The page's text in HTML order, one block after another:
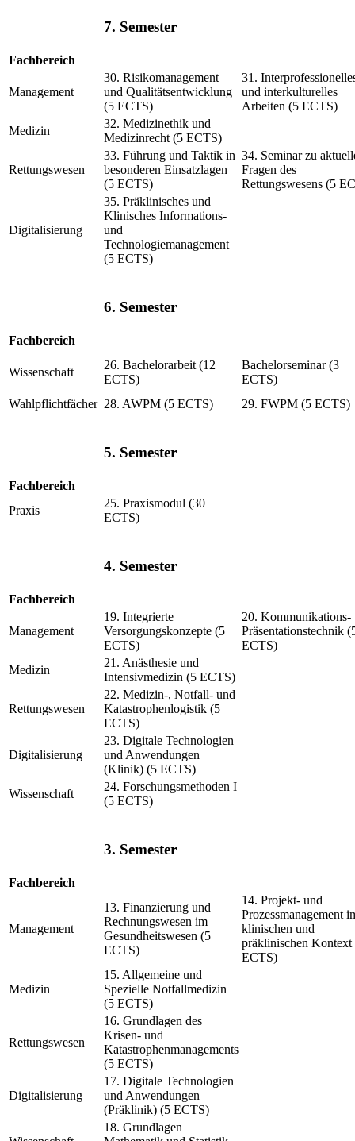
7. Semester
Fachbereich
Management
30. Risikomanagement
und Qualitätsentwicklung
(5 ECTS)
31.
und interkulturelles
Arbeiten (5 ECTS)
Medizin
32. Medizinethik und
Medizinrecht (5 ECTS)
Rettungswesen
33. Führung und Taktik in
besonderen Einsatzlagen
(5 ECTS)
34. Seminar zu
Fragen des
Rettungswesens (5
Digitalisierung
35. Präklinisches und
Klinisches Informations-
und
Technologiemanagement
(5 ECTS)
6. Semester
Fachbereich
Wissenschaft
26. Bachelorarbeit (12
ECTS)
Bachelorseminar (3
ECTS)
Wahlpflichtfächer 28. AWPM (5 ECTS) 29. FWPM (5 ECTS)
5. Semester
Fachbereich
Praxis
25. Praxismodul (30
ECTS)
4. Semester
Fachbereich
Management
19. Integrierte
Versorgungskonzepte (5
ECTS)
20. Kommunikations-
Präsentationstechnik
ECTS)
Medizin
21. Anästhesie und
Intensivmedizin (5 ECTS)
Rettungswesen
22. Medizin-, Notfall- und
Katastrophenlogistik (5
ECTS)
Digitalisierung
23. Digitale Technologien
und Anwendungen
(Klinik) (5 ECTS)
Wissenschaft
24. Forschungsmethoden I
(5 ECTS)
3. Semester
Fachbereich
Management
13. Finanzierung und
Rechnungswesen im
Gesundheitswesen (5
ECTS)
14. Projekt- und
Prozessmanagement
klinischen und
präklinischen Kontext
ECTS)
Medizin
15. Allgemeine und
Spezielle Notfallmedizin
(5 ECTS)
Rettungswesen
16. Grundlagen des
Krisen- und
Katastrophenmanagements
(5 ECTS)
Digitalisierung
17. Digitale Technologien
und Anwendungen
(Präklinik) (5 ECTS)
18. Grundlagen